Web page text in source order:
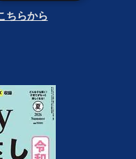
ちらから